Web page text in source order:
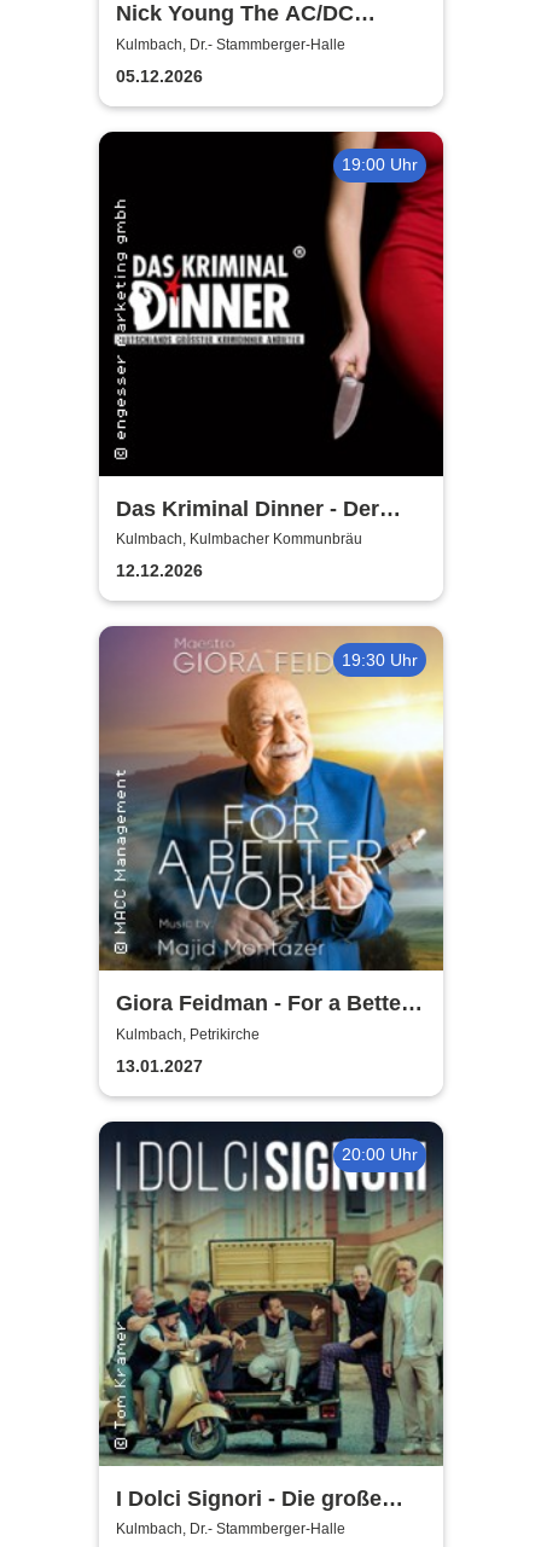
Nick Young The AC/DC
Master-Band
Kulmbach, Dr.- Stammberger-Halle
05.12.2026
19:00 Uhr
Das Kriminal Dinner - Der
letzte Joint der Marie Juana
Kulmbach, Kulmbacher Kommunbräu
12.12.2026
19:30 Uhr
Giora Feidman - For a Better
World
Kulmbach, Petrikirche
13.01.2027
20:00 Uhr
I Dolci Signori - Die große
Nacht der italienischen
Kulmbach, Dr.- Stammberger-Halle